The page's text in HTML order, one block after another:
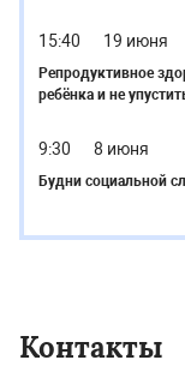
15:40 19 июня
Репродуктивное
ребёнка и не
9:30 8 июня
Будни социальной
Контакты